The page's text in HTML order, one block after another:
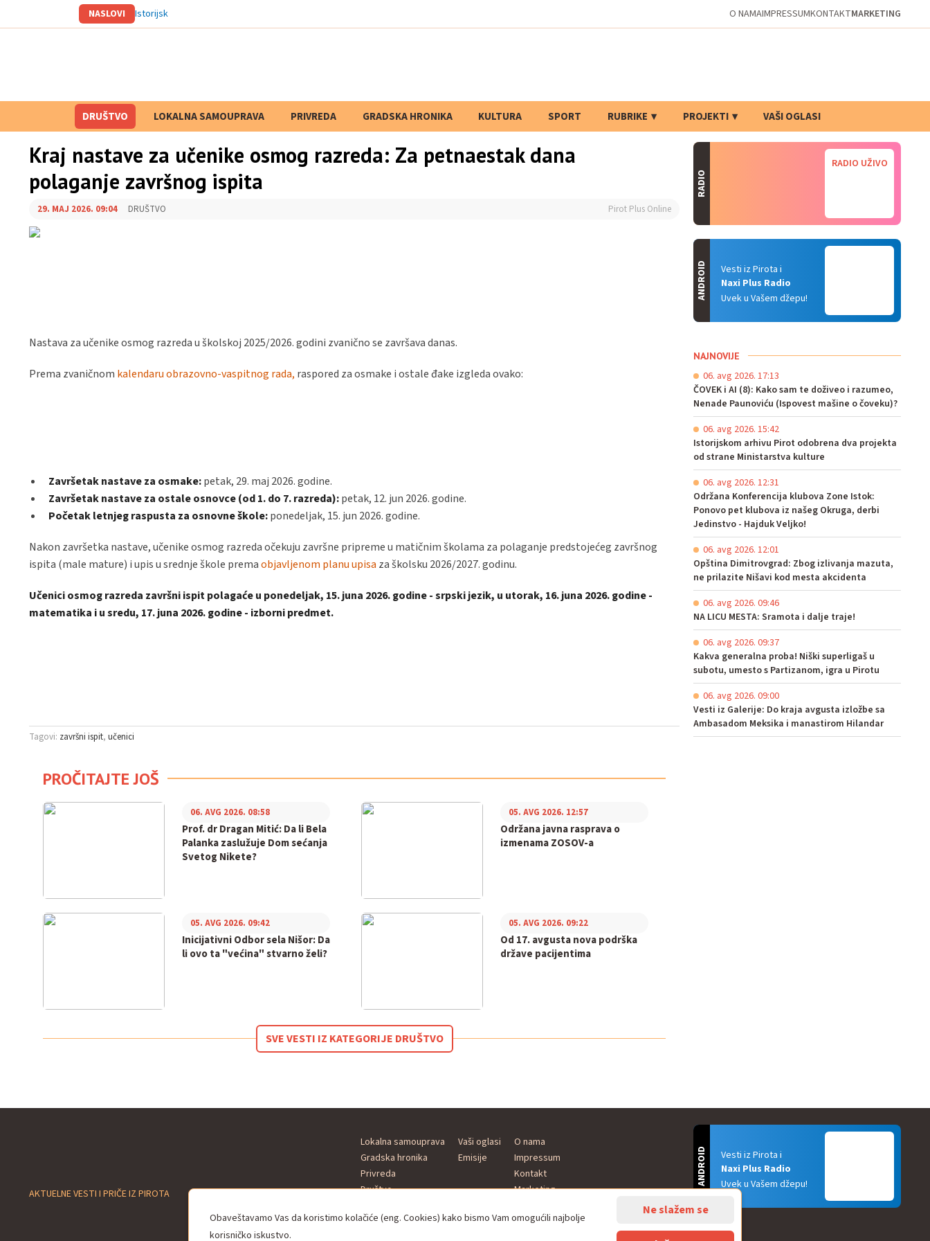
NASLOVI Istorijskom arhiv O NAMAIMPRESSUMKONTAKTMARKETING
DRUŠTVO LOKALNA SAMOUPRAVA PRIVREDA GRADSKA HRONIKA KULTURA SPORT RUBRIKE PROJEKTI VAŠI OGLASI
PRETRAGA
Kraj nastave za učenike osmog razreda: Za petnaestak dana
polaganje završnog ispita
29. MAJ 2026. 09:04 DRUŠTVO Pirot Plus Online
Nastava za učenike osmog razreda u školskoj 2025/2026. godini zvanično se završava danas.
Prema zvaničnom kalendaru obrazovno-vaspitnog rada, raspored za osmake i ostale đake izgleda ovako:
Završetak nastave za osmake:petak, 29. maj 2026. godine.
Završetak nastave za ostale osnovce (od 1. do 7. razreda):petak, 12. jun 2026. godine.
Početak letnjeg raspusta za osnovne škole:ponedeljak, 15. jun 2026. godine.
Nakon završetka nastave, učenike osmog razreda očekuju završne pripreme u matičnim školama za polaganje predstojećeg završnog
ispita (male mature) i upis u srednje škole premaobjavljenom planu upisa za školsku 2026/2027. godinu.
Učenici osmog razreda završni ispit polagaće u ponedeljak, 15. juna 2026. godine - srpski jezik, u utorak, 16. juna 2026. godine -
matematika i u sredu, 17. juna 2026. godine - izborni predmet.
Tagovi: završni ispit učenici
PROČITAJTE JOŠ
Prof. dr Dragan Mitić: Da li Bela
Palanka zaslužuje Dom sećanja
Svetog Nikete?
06. AVG 2026. 08:58
Održana javna rasprava o
izmenama ZOSOV-a
05. AVG 2026. 12:57
Inicijativni Odbor sela Nišor: Da
li ovo ta "većina" stvarno želi?
05. AVG 2026. 09:42
Od 17. avgusta nova podrška
države pacijentima
05. AVG 2026. 09:22
SVE VESTI IZ KATEGORIJE DRUŠTVO
RADIO
RADIO UŽIVO
Vesti iz Pirota i
Naxi Plus Radio
Uvek u Vašem džepu!
ANDROID
NAJNOVIJE
06. avg 2026. 17:13
ČOVEK i AI (8): Kako sam te doživeo i razumeo,
Nenade Paunoviću (Ispovest mašine o čoveku)?
06. avg 2026. 15:42
Istorijskom arhivu Pirot odobrena dva projekta
od strane Ministarstva kulture
06. avg 2026. 12:31
Održana Konferencija klubova Zone Istok:
Ponovo pet klubova iz našeg Okruga, derbi
Jedinstvo - Hajduk Veljko!
06. avg 2026. 12:01
Opština Dimitrovgrad: Zbog izlivanja mazuta,
ne prilazite Nišavi kod mesta akcidenta
06. avg 2026. 09:46
NA LICU MESTA: Sramota i dalje traje!
06. avg 2026. 09:37
Kakva generalna proba! Niški superligaš u
subotu, umesto s Partizanom, igra u Pirotu
06. avg 2026. 09:00
Vesti iz Galerije: Do kraja avgusta izložbe sa
Ambasadom Meksika i manastirom Hilandar
AKTUELNE VESTI I PRIČE IZ PIROTA
Lokalna samouprava
Gradska hronika
Privreda
Društvo
Sport
Vaši oglasi
Emisije
O nama
Impressum
Kontakt
Marketing
Vesti iz Pirota i
Naxi Plus Radio
Uvek u Vašem džepu!
ANDROID
Obaveštavamo Vas da koristimo kolačiće (eng. Cookies) kako bismo Vam omogućili najbolje
korisničko iskustvo.
Ne slažem se